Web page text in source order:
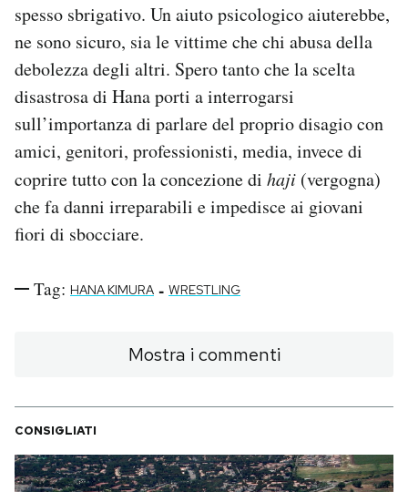
spesso sbrigativo. Un aiuto psicologico aiuterebbe,
ne sono sicuro, sia le vittime che chi abusa della
debolezza degli altri. Spero tanto che la scelta
disastrosa di Hana porti a interrogarsi
sull’importanza di parlare del proprio disagio con
amici, genitori, professionisti, media, invece di
coprire tutto con la concezione di haji (vergogna)
che fa danni irreparabili e impedisce ai giovani
fiori di sbocciare.
Tag: HANA KIMURA - WRESTLING
Mostra i commenti
CONSIGLIATI